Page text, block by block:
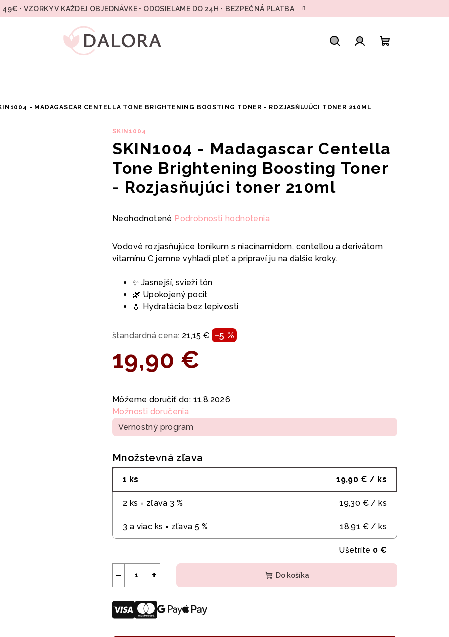
49€ • VZORKY V KAŽDEJ OBJEDNÁVKE • ODOSIELAME DO 24H • BEZPEČNÁ PLATBA
- MADAGASCAR CENTELLA TONE BRIGHTENING BOOSTING TONER - ROZJASŇUJÚCI TONER 210ML
SKIN1004
SKIN1004 - Madagascar Centella
Tone Brightening Boosting Toner
- Rozjasňujúci toner 210ml
Priemerné
produktu
je
hviezdičiek.
Neohodnotené Podrobnosti hodnotenia
Vodové rozjasňujúce tonikum s niacínamidom, centellou a derivátom
vitamínu C jemne vyhladí pleť a pripraví ju na ďalšie kroky.
✨ Jasnejší, svieži tón
🌿 Upokojený pocit
💧 Hydratácia bez lepivosti
štandardná cena: 21,15 € –5 %
19,90 €
cena:
Môžeme doručiť do: 11.8.2026
Možnosti doručenia
Vernostný program
Množstevná zľava
1 ks 19,90 € / ks
2 ks = zľava 3 % 19,30 € / ks
3 a viac ks = zľava 5 % 18,91 € / ks
Ušetríte 0 €
+
− Do košíka